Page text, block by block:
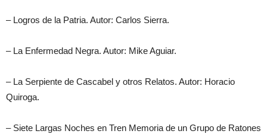
– Logros de la Patria. Autor: Carlos Sierra.
– La Enfermedad Negra. Autor: Mike Aguiar.
– La Serpiente de Cascabel y otros Relatos. Autor: Horacio
Quiroga.
– Siete Largas Noches en Tren Memoria de un Grupo de Ratones